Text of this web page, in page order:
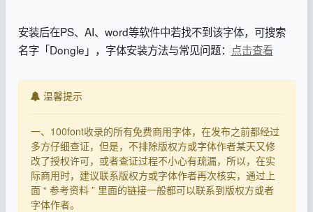
安装后在PS、AI、word等软件中若找不到该字体，可搜索
名字「Dongle」，字体安装方法与常见问题： 点击查看
温馨提示
一、100font收录的所有免费商用字体，在发布之前都经过
多方仔细查证，但是，不排除版权方或字体作者某天又修
改了授权许可，或者查证过程不小心有疏漏，所以，在实
际商用时，建议联系版权方或字体作者再次核实，通过上
面 “ 参考资料 ” 里面的链接一般都可以联系到版权方或者
字体作者。